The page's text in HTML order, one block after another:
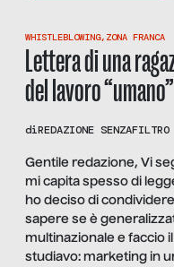
WHISTLEBLOWING, ZONA FRANCA
Lettera di una
del lavoro “umano”
diREDAZIONE SENZAFILTRO
Gentile redazione, Vi
mi capita spesso di
ho deciso di
sapere se è
multinazionale e faccio
studiavo: marketing in